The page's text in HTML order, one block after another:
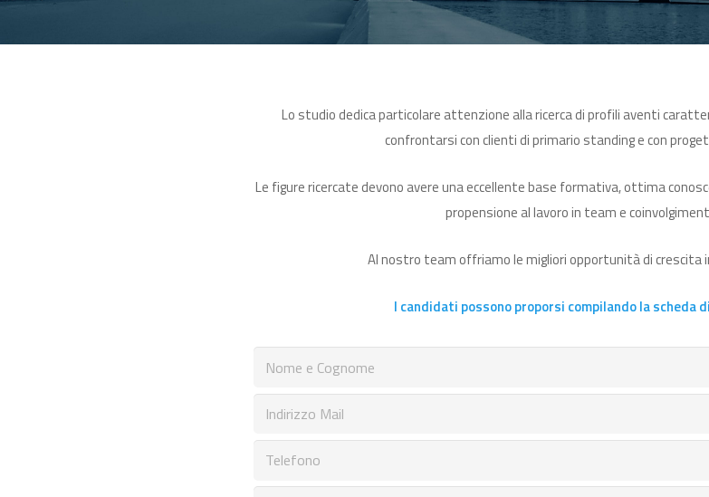
Lo studio dedica particolare attenzione alla ricerca di profili aventi
confrontarsi con clienti di primario standing e con
Le figure ricercate devono avere una eccellente base formativa, ottima
propensione al lavoro in team e
Al nostro team offriamo le migliori opportunità di crescita
I candidati possono proporsi compilando la scheda